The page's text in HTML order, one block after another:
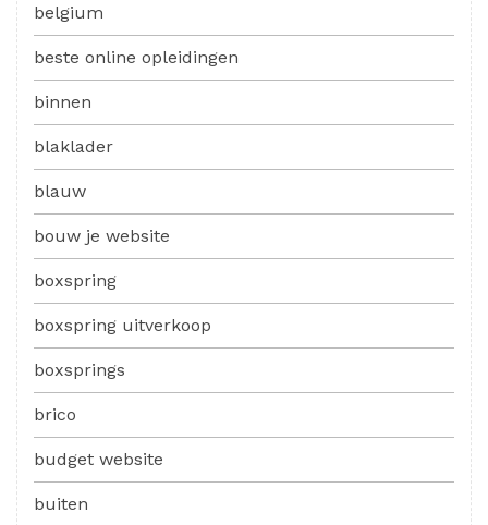
belgium
beste online opleidingen
binnen
blaklader
blauw
bouw je website
boxspring
boxspring uitverkoop
boxsprings
brico
budget website
buiten